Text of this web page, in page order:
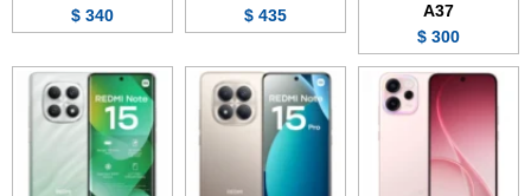
A37
300 $
435 $
340 $